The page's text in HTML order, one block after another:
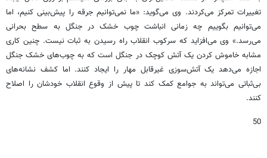
تغییرات تمرکز می‌‌کردند. وی می‌گوید: «ما نمی‌توانیم جرقه را پیش‌بینی کنیم، اما
می‌توانیم بگوییم چه زمانی انباشت چوب خشک در جنگل به سطح بحرانی
می‌رسد.» وی می‌افزاید که سرکوب انقلاب راه رسیدن به ثبات نیست. چنین کاری
مشابه خاموش کردن یک آتش کوچک در جنگل است که به چوب‌های خشک جنگل
اجازه می‌دهد یک آتش‌سوزی غیرقابل مهار را ایجاد کنند. اما کشف نشانه‌های
بی‌ثباتی می‌تواند به جوامع کمک کند تا پیش از وقوع انقلاب خودشان را اصلاح
کنند.
50